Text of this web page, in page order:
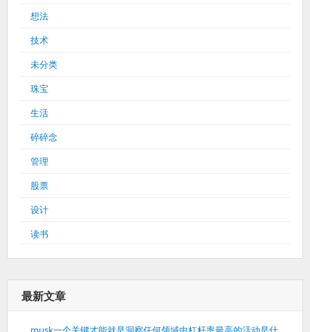
想法
技术
未分类
珠宝
生活
碎碎念
管理
股票
设计
读书
最新文章